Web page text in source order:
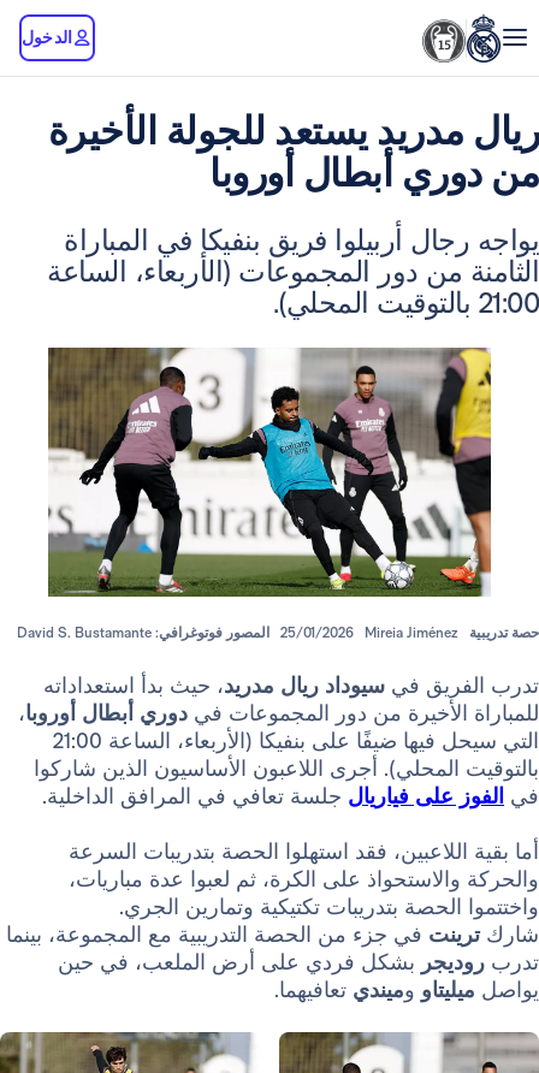
يستعد للجولة الأخيرة
أبطال أوروبا
أربيلوا فريق بنفيكا في المباراة
دور المجموعات (الأربعاء، الساعة
25/01/2026 Mireia المصور فوتوغرافي: David S. Bustamante
فيسيوداد ريال مدريد ، حيث بدأ استعداداته
من دور المجموعات فيدوري أبطال أوروبا،
التي سيحل فيها ضيفًا على بنفيكا (الأربعاء، الساعة 21:00
أجرى اللاعبون الأساسيون الذين شاركوا
فياريالجلسة تعافي في المرافق الداخلية.
فقد استهلوا الحصة بتدريبات السرعة
على الكرة، ثم لعبوا عدة مباريات،
بتدريبات تكتيكية وتمارين الجري.
في جزء من الحصة التدريبية مع المجموعة، بينما
بشكل فردي على أرض الملعب، في حين
و مينديتعافيهما.